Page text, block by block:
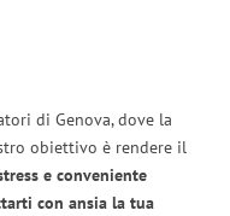
di Genova, dove la
obiettivo è rendere il
e conveniente
con ansia la tua